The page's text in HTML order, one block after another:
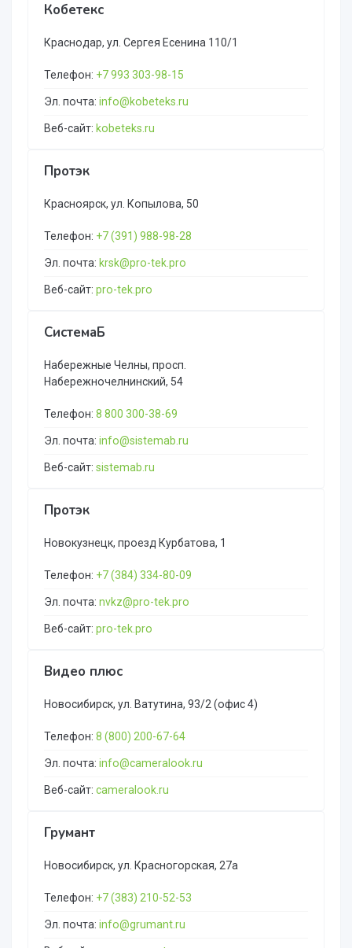
Кобетекс
Краснодар, ул. Сергея Есенина 110/1
Телефон: +7 993 303-98-15
Эл. почта: info@kobeteks.ru
Веб-сайт: kobeteks.ru
Протэк
Красноярск, ул. Копылова, 50
Телефон: +7 (391) 988-98-28
Эл. почта: krsk@pro-tek.pro
Веб-сайт: pro-tek.pro
СистемаБ
Набережные Челны, просп.
Набережночелнинский, 54
Телефон: 8 800 300-38-69
Эл. почта: info@sistemab.ru
Веб-сайт: sistemab.ru
Протэк
Новокузнецк, проезд Курбатова, 1
Телефон: +7 (384) 334-80-09
Эл. почта: nvkz@pro-tek.pro
Веб-сайт: pro-tek.pro
Видео плюс
Новосибирск, ул. Ватутина, 93/2 (офис 4)
Телефон: 8 (800) 200-67-64
Эл. почта: info@cameralook.ru
Веб-сайт: cameralook.ru
Грумант
Новосибирск, ул. Красногорская, 27а
Телефон: +7 (383) 210-52-53
Эл. почта: info@grumant.ru